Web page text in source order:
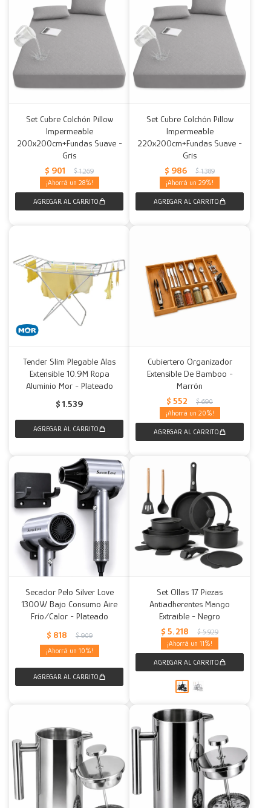
Set Cubre Colchón Pillow
Impermeable
200x200cm+Fundas Suave -
Gris
$ 901 $ 1.269
28
Set Cubre Colchón Pillow
Impermeable
220x200cm+Fundas Suave -
Gris
$ 986 $ 1.389
29
Tender Slim Plegable Alas
Extensible 10.9M Ropa
Aluminio Mor - Plateado
$ 1.539
Cubiertero Organizador
Extensible De Bamboo -
Marrón
$ 552 $ 690
20
Secador Pelo Silver Love
1300W Bajo Consumo Aire
Frío/Calor - Plateado
$ 818 $ 909
10
Set Ollas 17 Piezas
Antiadherentes Mango
Extraible - Negro
$ 5.218 $ 5.929
11